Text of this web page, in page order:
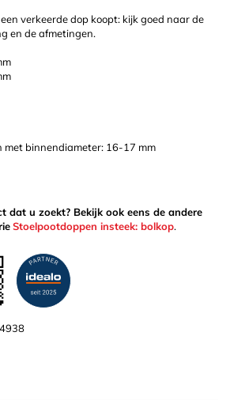
verkeerde dop koopt: kijk goed naar de
en de afmetingen.
met binnendiameter: 16-17 mm
dat u zoekt? Bekijk ook eens de andere
Stoelpootdoppen insteek: bolkop.